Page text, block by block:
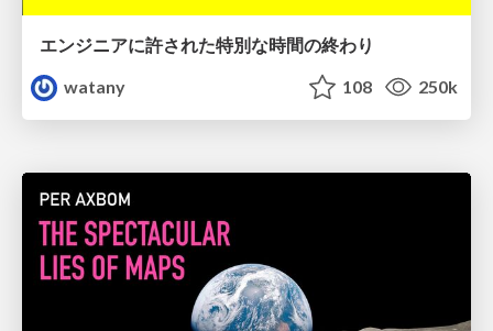
エンジニアに許された特別な時間の終わり
watany
108 250k